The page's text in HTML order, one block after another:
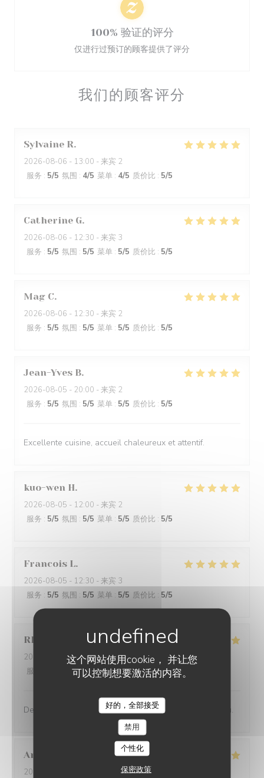
这个网站使用cookie， 并让您
可以控制想要激活的内容。
好的，全部接受
禁用
个性化
保密政策
我们的顾客评分
Sylvaine R
2026-08-06 - 13:00 - 来宾 2
服务 : 5/5 氛围 : 4/5 菜单 : 4/5 质价比 : 5/5
Catherine G
2026-08-06 - 12:30 - 来宾 3
服务 : 5/5 氛围 : 5/5 菜单 : 5/5 质价比 : 5/5
Mag C
2026-08-06 - 12:30 - 来宾 2
服务 : 5/5 氛围 : 5/5 菜单 : 5/5 质价比 : 5/5
Jean-Yves B
2026-08-05 - 20:00 - 来宾 2
服务 : 5/5 氛围 : 5/5 菜单 : 5/5 质价比 : 5/5
Excellente cuisine, accueil chaleureux et attentif.
kuo-wen H
2026-08-05 - 12:00 - 来宾 2
服务 : 5/5 氛围 : 5/5 菜单 : 5/5 质价比 : 5/5
Francois L
2026-08-05 - 12:30 - 来宾 3
服务 : 5/5 氛围 : 5/5 菜单 : 5/5 质价比 : 5/5
RD
2026-08-05- 13:45 - 来宾 3
服务
氛围:5/5 菜单:5/5 质价比:5/5
Des saveurs francs et vifs, un restaurant de haut niveau.
Annie
2026-08-04
- 13:00 - 来宾 3
100% 验证的评分
仅进行过预订的顾客提供了评分